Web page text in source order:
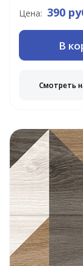
Цена: 390
В
Смотреть